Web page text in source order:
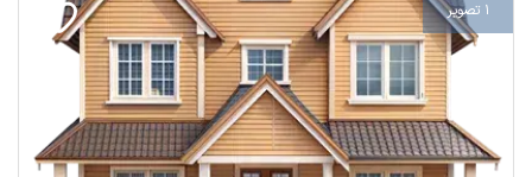
1 تصویر